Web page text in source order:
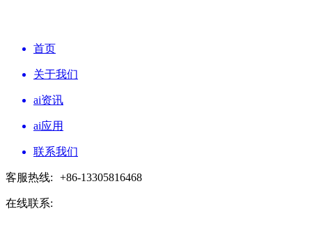
首页
关于我们
ai资讯
ai应用
联系我们
客服热线: +86-13305816468
在线联系: